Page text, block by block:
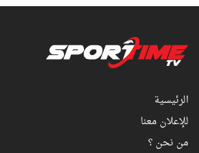
الرئيسية
للإعلان معنا
من نحن ؟